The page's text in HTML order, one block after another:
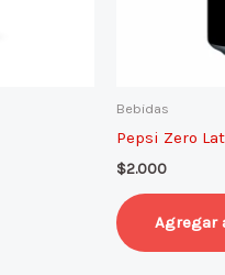
Bebidas
Pepsi Zero
$2.000
Agregar